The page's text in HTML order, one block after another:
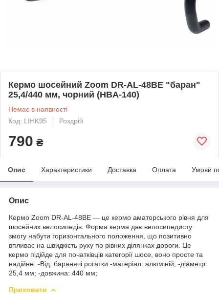
Кермо шосейний Zoom DR-AL-48BE "баран"
25,4/440 мм, чорний (HBA-140)
Немає в наявності
Код: LIHK95
Роздріб
790 ₴
Опис Характеристики Доставка Оплата Умови
Опис
Кермо Zoom DR-AL-48BE — це кермо аматорського рівня для
шосейних велосипедів. Форма керма дає велосипедисту
змогу набути горизонтального положення, що позитивно
впливає на швидкість руху по рівних ділянках дороги. Це
кермо підійде для початківців категорії шосе, воно просте та
надійне. -Від: баранячі рогатки -матеріал: алюміній; -діаметр:
25,4 мм; -довжина: 440 мм;
Приховати